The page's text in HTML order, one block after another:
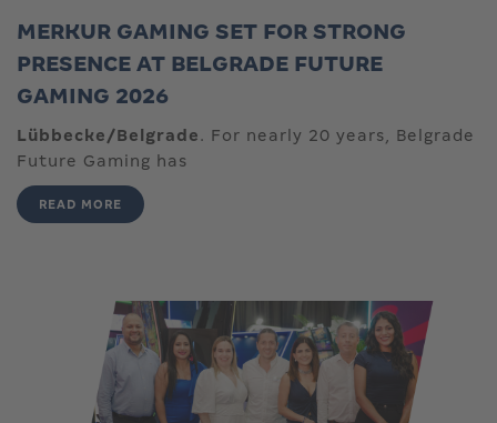
MERKUR GAMING SET FOR STRONG
PRESENCE AT BELGRADE FUTURE
GAMING 2026
Lübbecke/Belgrade. For nearly 20 years, Belgrade
Future Gaming has
READ MORE